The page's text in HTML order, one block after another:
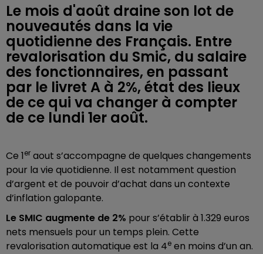
Le mois d'août draine son lot de
nouveautés dans la vie
quotidienne des Français. Entre
revalorisation du Smic, du salaire
des fonctionnaires, en passant
par le livret A à 2%, état des lieux
de ce qui va changer à compter
de ce lundi 1er août.
Ce 1er aout s’accompagne de quelques changements
pour la vie quotidienne. Il est notamment question
d’argent et de pouvoir d’achat dans un contexte
d’inflation galopante.
Le SMIC augmente de 2% pour s’établir à 1.329 euros
nets mensuels pour un temps plein. Cette
revalorisation automatique est la 4e en moins d’un an.